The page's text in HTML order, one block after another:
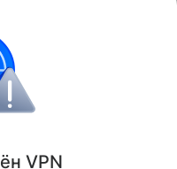
Общество
Поделиться
ён VPN